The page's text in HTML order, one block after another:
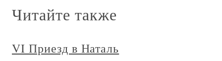
Читайте также
VI Приезд в Наталь